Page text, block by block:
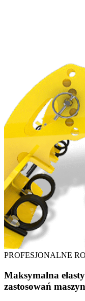
PROFESJONALNE
Maksymalna
zastosowań